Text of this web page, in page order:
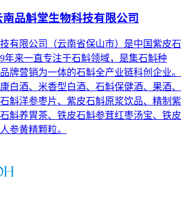
南品斛堂生物科技有限公司
有限公司（云南省保山市）是中国紫皮石
年来一直专注于石斛领域，是集石斛种
牌营销为一体的石斛全产业链科创企业。
白酒、米香型白酒、石斛保健酒、果酒、
斛洋参枣片、紫皮石斛原浆饮品、精制紫
斛养胃茶、铁皮石斛参茸红枣汤宝、铁皮
参黄精颗粒。